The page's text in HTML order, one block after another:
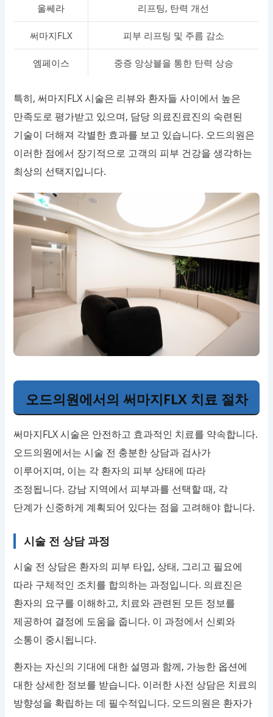
울쎄라 리프팅, 탄력 개선
써마지FLX 피부 리프팅 및 주름 감소
엠페이스 중증 앙상블을 통한 탄력 상승
특히, 써마지FLX 시술은 리뷰와 환자들 사이에서 높은
만족도로 평가받고 있으며, 담당 의료진료진의 숙련된
기술이 더해져 각별한 효과를 보고 있습니다. 오드의원은
이러한 점에서 장기적으로 고객의 피부 건강을 생각하는
최상의 선택지입니다.
오드의원에서의 써마지FLX 치료 절차
써마지FLX 시술은 안전하고 효과적인 치료를 약속합니다.
오드의원에서는 시술 전 충분한 상담과 검사가
이루어지며, 이는 각 환자의 피부 상태에 따라
조정됩니다. 강남 지역에서 피부과를 선택할 때, 각
단계가 신중하게 계획되어 있다는 점을 고려해야 합니다.
시술 전 상담 과정
시술 전 상담은 환자의 피부 타입, 상태, 그리고 필요에
따라 구체적인 조치를 합의하는 과정입니다. 의료진은
환자의 요구를 이해하고, 치료와 관련된 모든 정보를
제공하여 결정에 도움을 줍니다. 이 과정에서 신뢰와
소통이 중시됩니다.
환자는 자신의 기대에 대한 설명과 함께, 가능한 옵션에
대한 상세한 정보를 받습니다. 이러한 사전 상담은 치료의
방향성을 확립하는 데 필수적입니다. 오드의원은 환자가